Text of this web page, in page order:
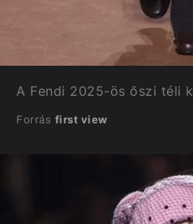
A Fendi 2025-ös őszi téli
Forrás first view